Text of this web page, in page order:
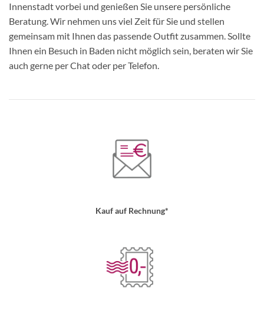
Innenstadt vorbei und genießen Sie unsere persönliche
Beratung. Wir nehmen uns viel Zeit für Sie und stellen
gemeinsam mit Ihnen das passende Outfit zusammen. Sollte
Ihnen ein Besuch in Baden nicht möglich sein, beraten wir Sie
auch gerne per Chat oder per Telefon.
Kauf auf Rechnung*